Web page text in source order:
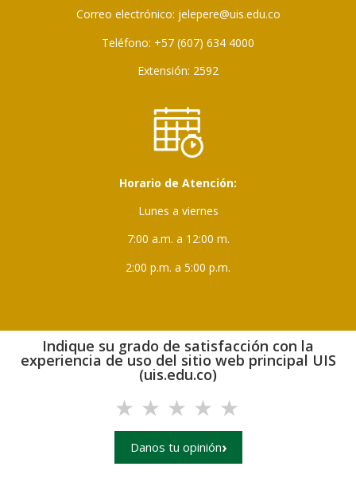
Correo electrónico: jelepere@uis.edu.co
Teléfono: +57 (607) 634 4000
Extensión: 2592
Horario de Atención:
Lunes a viernes
7:00 a.m. a 12:00 m.
2:00 p.m. a 5:00 p.m.
Indique su grado de satisfacción con la
experiencia de uso del sitio web principal UIS
(uis.edu.co)